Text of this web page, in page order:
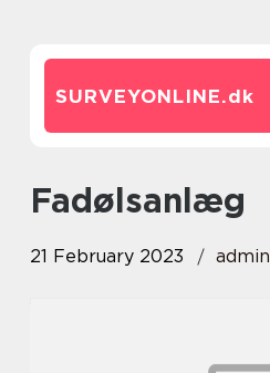
SURVEYONLINE.dk
fadølsanlæg
21 February 2023 admin